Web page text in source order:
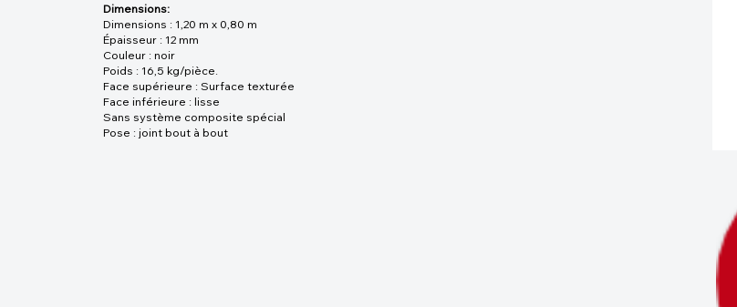
Dimensions:
Dimensions : 1,20 m x 0,80 m
Épaisseur : 12 mm
Couleur : noir
Poids : 16,5 kg/pièce.
Face supérieure : Surface texturée
Face inférieure : lisse
Sans système composite spécial
Pose : joint bout à bout